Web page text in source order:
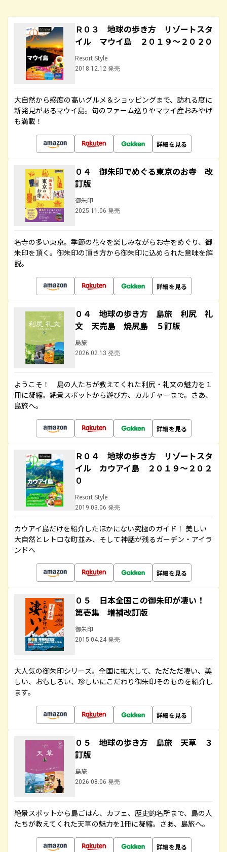
Ｒ０３ 地球の歩き方 リゾートスタ
イル マウイ島 ２０１９～２０２０
Resort Style
2018.12.12 発売
大自然から感度の高いグルメ＆ショッピングまで、訪れる度に
新発見があるマウイ島。旬のファーム巡りやマウイ産おみやげ
も満載！
詳細を見る
０４ 御朱印でめぐる東京のお寺 改
訂版
御朱印
2025.11.06 発売
名寺の多い東京。季節の花々を楽しみながらお寺をめぐり、御
朱印を頂く。御朱印の頂き方から御朱印に込められた意味を解
説。
詳細を見る
０４ 地球の歩き方 島旅 利尻 礼
文 天売島 焼尻島 ５訂版
島旅
2026.02.13 発売
ようこそ！ 島の人たちが教えてくれた利尻・礼文の魅力を１
冊に凝縮。絶景スポットから遊び方、カルチャーまで。さあ、
島旅へ。
詳細を見る
Ｒ０４ 地球の歩き方 リゾートスタ
イル カウアイ島 ２０１９～２０２
０
Resort Style
2019.03.06 発売
カウアイ島だけを紹介したほかにない究極のガイド！ 美しい
大自然とレトロな町並み、そして神話が残るガーデン・アイラ
ンドへ
詳細を見る
０５ 日本全国この御朱印が凄い！
第壱集 増補改訂版
御朱印
2015.04.24 発売
大人気の御朱印シリーズ。全国に拡大して、ただただ凄い、美
しい、おもしろい、珍しいにこだわり御朱印そのものを紹介し
ます。
詳細を見る
０５ 地球の歩き方 島旅 天草 ３
訂版
島旅
2026.08.06 発売
絶景スポットから島ごはん、カフェ、歴史的名所まで、島の人
たちが教えてくれた天草の魅力を1冊に凝縮。さあ、島旅へ。
詳細を見る